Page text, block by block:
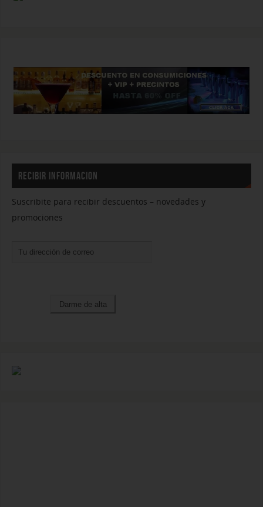
RECIBIR INFORMACION
Suscribite para recibir descuentos – novedades y
promociones